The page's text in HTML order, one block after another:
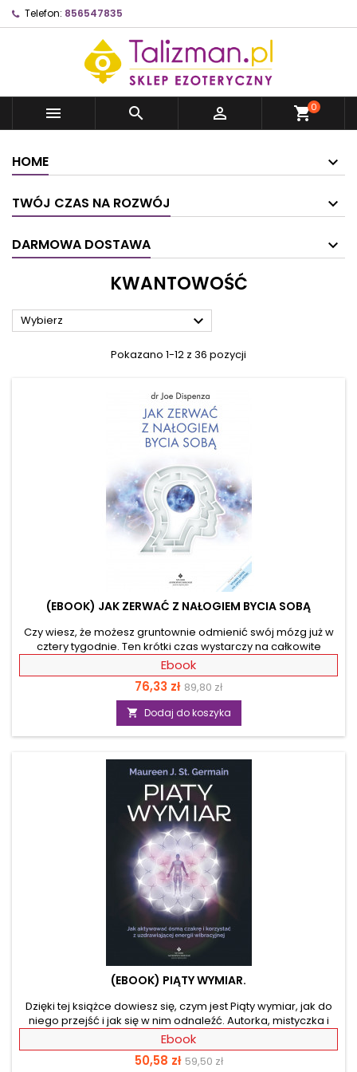
Telefon: 856547835
   shopping_cart0
HOME
TWÓJ CZAS NA ROZWÓJ
DARMOWA DOSTAWA
KWANTOWOŚĆ
Wybierz 
Pokazano 1-12 z 36 pozycji
(EBOOK) JAK ZERWAĆ Z NAŁOGIEM BYCIA SOBĄ
Czy wiesz, że możesz gruntownie odmienić swój mózg już w
cztery tygodnie. Ten krótki czas wystarczy na całkowite
odrzucenie negatywnych przekonań, nawyków i
przyzwyczajeń oraz zastąpienie ich pozytywnymi
odpowiednikami. Przekonały się o tym już tysiące ludzi
korzystających z programu dr. Joe Dispenzy! Poznaj
skuteczne techniki, takie jak medytacje, które pozwolą Ci
dostać się do systemu operacyjnego Twojego mózgu, skąd
tym skorygowanym...
Ebook
Cena
76,33 zł Cena
podstawowa
89,80 zł
 Dodaj do koszyka
(EBOOK) PIĄTY WYMIAR.
Dzięki tej książce dowiesz się, czym jest Piąty wymiar, jak do
niego przejść i jak się w nim odnaleźć. Autorka, mistyczka i
uznana na całym świecie nauczycielka z zakresu rozwoju
osobistego i przebudzenia duchowego, przekazuje wiedzę o
rzeczywistości, która istnieje w Piątym wymiarze. Dysponuje
Ebook
Cena
50,58 zł Cena
59,50 zł